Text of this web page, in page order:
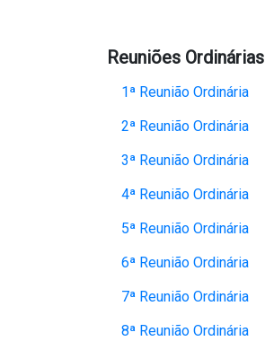
Reuniões Ordinárias
1ª Reunião Ordinária
2ª Reunião Ordinária
3ª Reunião Ordinária
4ª Reunião Ordinária
5ª Reunião Ordinária
6ª Reunião Ordinária
7ª Reunião Ordinária
8ª Reunião Ordinária